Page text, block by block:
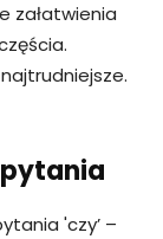
załatwienia
'czy’ –